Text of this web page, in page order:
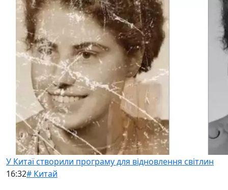
У Китаї створили програму для відновлення світлин
16:32# Китай